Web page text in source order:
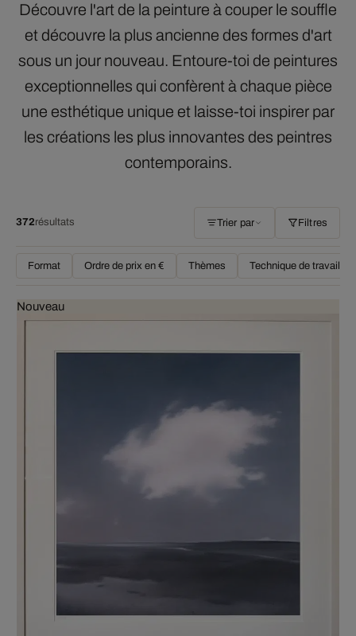
Découvre l'art de la peinture à couper le souffle
et découvre la plus ancienne des formes d'art
sous un jour nouveau. Entoure-toi de peintures
exceptionnelles qui confèrent à chaque pièce
une esthétique unique et laisse-toi inspirer par
les créations les plus innovantes des peintres
contemporains.
372résultats Trier par Filtres
Format Ordre de prix en € Thèmes Technique de travail
Nouveau